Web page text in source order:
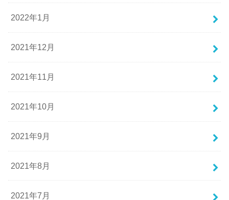
2022年1月
2021年12月
2021年11月
2021年10月
2021年9月
2021年8月
2021年7月